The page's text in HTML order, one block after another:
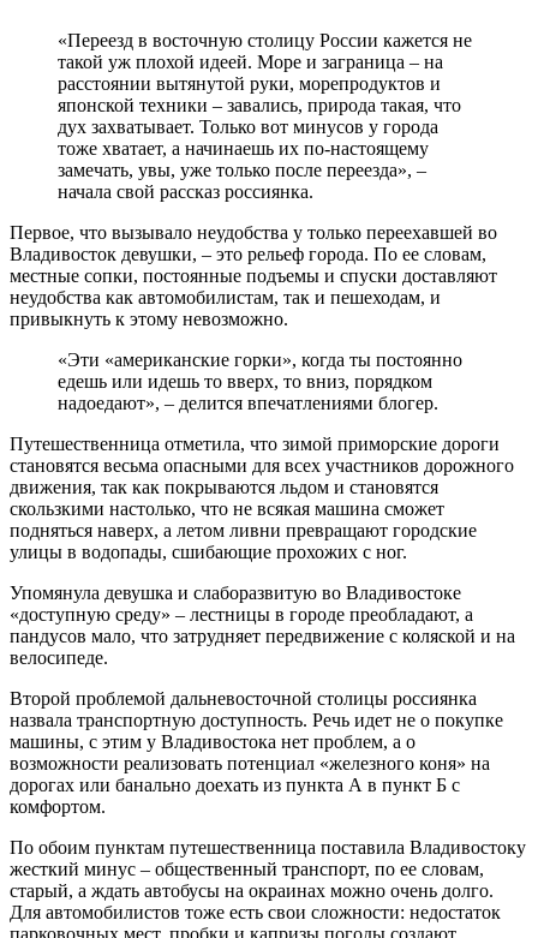
«Переезд в восточную столицу России кажется не
такой уж плохой идеей. Море и заграница – на
расстоянии вытянутой руки, морепродуктов и
японской техники – завались, природа такая, что
дух захватывает. Только вот минусов у города
тоже хватает, а начинаешь их по-настоящему
замечать, увы, уже только после переезда», –
начала свой рассказ россиянка.
Первое, что вызывало неудобства у только переехавшей во
Владивосток девушки, – это рельеф города. По ее словам,
местные сопки, постоянные подъемы и спуски доставляют
неудобства как автомобилистам, так и пешеходам, и
привыкнуть к этому невозможно.
«Эти «американские горки», когда ты постоянно
едешь или идешь то вверх, то вниз, порядком
надоедают», – делится впечатлениями блогер.
Путешественница отметила, что зимой приморские дороги
становятся весьма опасными для всех участников дорожного
движения, так как покрываются льдом и становятся
скользкими настолько, что не всякая машина сможет
подняться наверх, а летом ливни превращают городские
улицы в водопады, сшибающие прохожих с ног.
Упомянула девушка и слаборазвитую во Владивостоке
«доступную среду» – лестницы в городе преобладают, а
пандусов мало, что затрудняет передвижение с коляской и на
велосипеде.
Второй проблемой дальневосточной столицы россиянка
назвала транспортную доступность. Речь идет не о покупке
машины, с этим у Владивостока нет проблем, а о
возможности реализовать потенциал «железного коня» на
дорогах или банально доехать из пункта А в пункт Б с
комфортом.
По обоим пунктам путешественница поставила Владивостоку
жесткий минус – общественный транспорт, по ее словам,
старый, а ждать автобусы на окраинах можно очень долго.
Для автомобилистов тоже есть свои сложности: недостаток
парковочных мест, пробки и капризы погоды создают